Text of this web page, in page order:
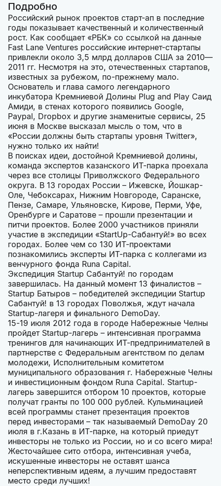
Подробно
Российский рынок проектов старт-ап в последние
годы показывает качественный и количественный
рост. Как сообщает «РБК» со ссылкой на данные
Fast Lane Ventures российские интернет-стартапы
привлекли около 3,5 млрд долларов США за 2010—
2011 гг. Несмотря на это, отечественных стартапов,
известных за рубежом, по-прежнему мало.
Основатель и глава самого легендарного
инкубатора Кремниевой Долины Plug and Play Саид
Амиди, в стенах которого появились Google,
Paypal, Dropbox и другие знаменитые сервисы, 25
июня в Москве высказал мысль о том, что в
«России должны быть стартапы уровня Twitter»,
нужно только их найти!
В поисках идеи, достойной Кремниевой долины,
команда экспертов казанского ИТ-парка проехала
через все столицы Приволжского Федерального
округа. В 13 городах России – Ижевске, Йошкар-
Оле, Чебоксарах, Нижним Новгороде, Саранске,
Пензе, Самаре, Ульяновске, Кирове, Перми, Уфе,
Оренбурге и Саратове – прошли презентации и
питчи проектов. Более 2000 участников приняли
участие в экспедиции «StartUp-Сабантуй!» во всех
городах. Более чем со 130 ИТ-проектами
познакомились эксперты ИТ-парка с коллегами из
венчурного фонда Runa Capital.
Экспедиция Startup Сабантуй! по городам
завершилась. На данный момент 13 финалистов –
Startup Батыров – победителей экспедиции Startup
Сабантуй! в 13 городах Поволжья, ждут начала
Startup-лагеря и финального DemoDay.
15-19 июля 2012 года в городе Набережные Челны
пройдет Startup-лагерь – интенсивная программа
тренингов для начинающих ИТ-предпринимателей в
партнерстве с Федеральным агентством по делам
молодежи, Исполнительным комитетом
муниципального образования г. Набережные Челны
и инвестиционным фондом Runa Capital. Startup-
лагерь завершится отбором 10 проектов, которые
получат гранты по 100 000 рублей. Кульминацией
всей программы станет презентация проектов
перед инвесторами – так называемый DemoDay 20
июля в г.Казань в ИТ-парке, на который приедут
инвесторы не только из России, но и со всего мира!
Жесточайшее сито отбора, интенсивная учеба,
искушенные инвесторы не оставят шанса
неперспективным идеям, а лучшим предоставят
место среди лучших!